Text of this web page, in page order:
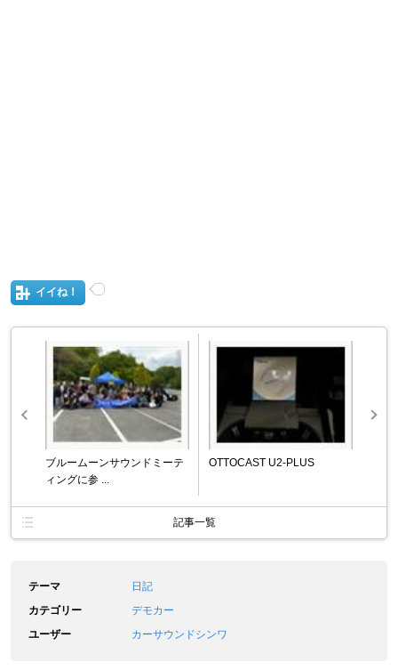
イイね！
ブルームーンサウンドミーテ
ィングに参 ...
OTTOCAST U2-PLUS
記事一覧
テーマ
日記
カテゴリー
デモカー
ユーザー
カーサウンドシンワ